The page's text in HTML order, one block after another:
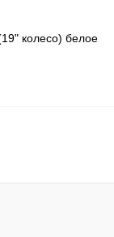
колесо) белое
К сравнению